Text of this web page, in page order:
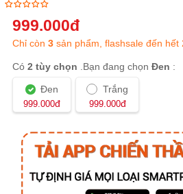
999.000đ
Chỉ còn3 sản phẩm, flashsale đến hết
Có2 tùy chọn .Bạn đang chọnĐen :
Đen
999.000đ
Trắng
999.000đ